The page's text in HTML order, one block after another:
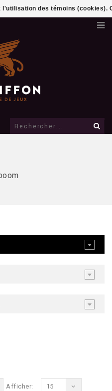
Afficher: 15
des témoins